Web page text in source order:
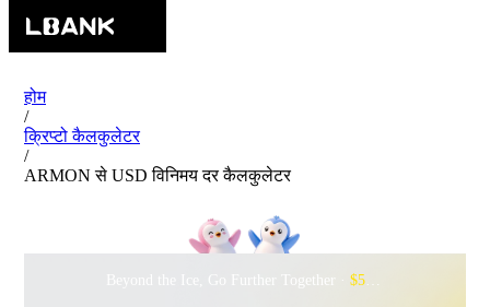
होम
/
क्रिप्टो कैलकुलेटर
/
ARMON से USD विनिमय दर कैलकुलेटर
Beyond the Ice, Go Further Together · $500,000